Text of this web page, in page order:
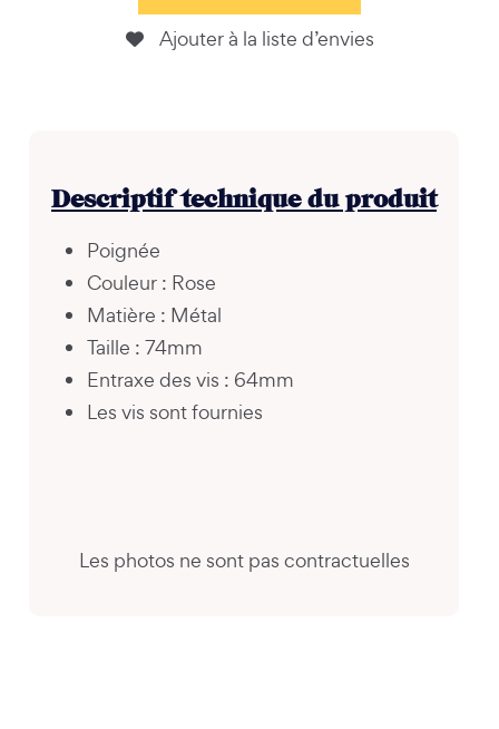
Ajouter à la liste d’envies
Descriptif technique du produit
Poignée
Couleur : Rose
Matière : Métal
Taille : 74mm
Entraxe des vis : 64mm
Les vis sont fournies
Les photos ne sont pas contractuelles